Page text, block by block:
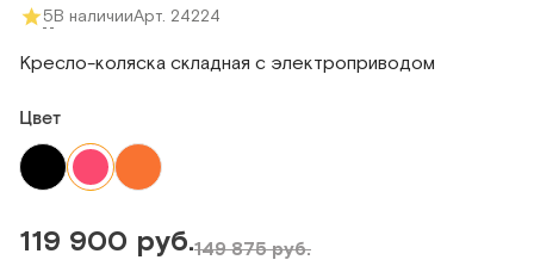
5В наличииАрт. 24224
Кресло-коляска складная с электроприводом
Цвет
119 900 руб.149 875 руб.